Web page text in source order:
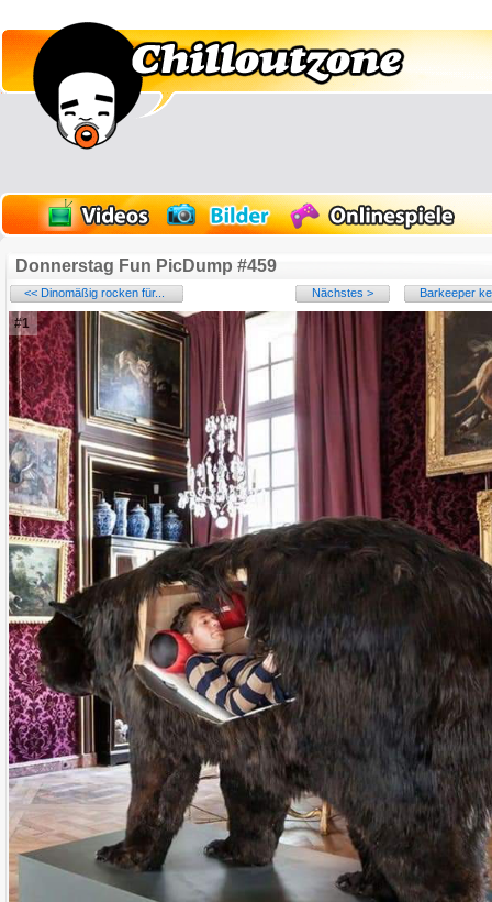
Donnerstag Fun PicDump #459
<< Dinomäßig rocken für... Nächstes > Barkeeper
#1